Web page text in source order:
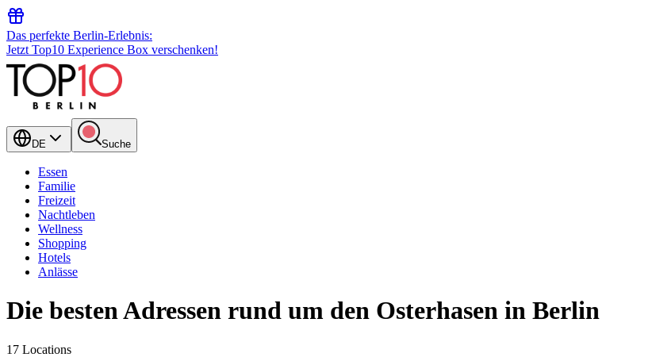
Das perfekte Berlin-Erlebnis:
Jetzt Top10 Experience Box verschenken!
DE Suche
Essen
Familie
Freizeit
Nachtleben
Wellness
Shopping
Hotels
Anlässe
Die besten Adressen rund um den Osterhasen in Berlin
17 Locations